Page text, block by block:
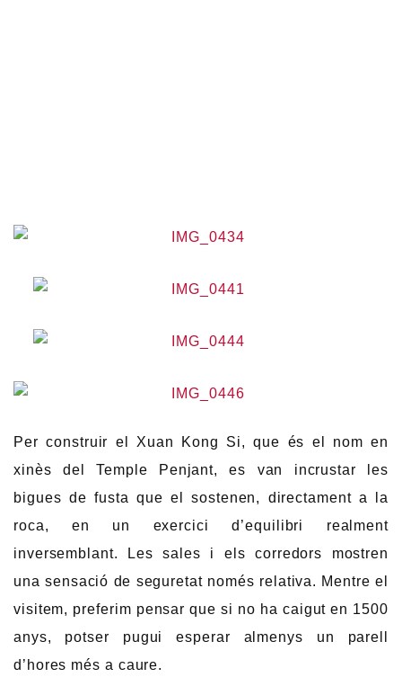
Per construir el Xuan Kong Si, que és el nom en
xinès del Temple Penjant, es van incrustar les
bigues de fusta que el sostenen, directament a la
roca, en un exercici d’equilibri realment
inversemblant. Les sales i els corredors mostren
una sensació de seguretat només relativa. Mentre el
visitem, preferim pensar que si no ha caigut en 1500
anys, potser pugui esperar almenys un parell
d’hores més a caure.